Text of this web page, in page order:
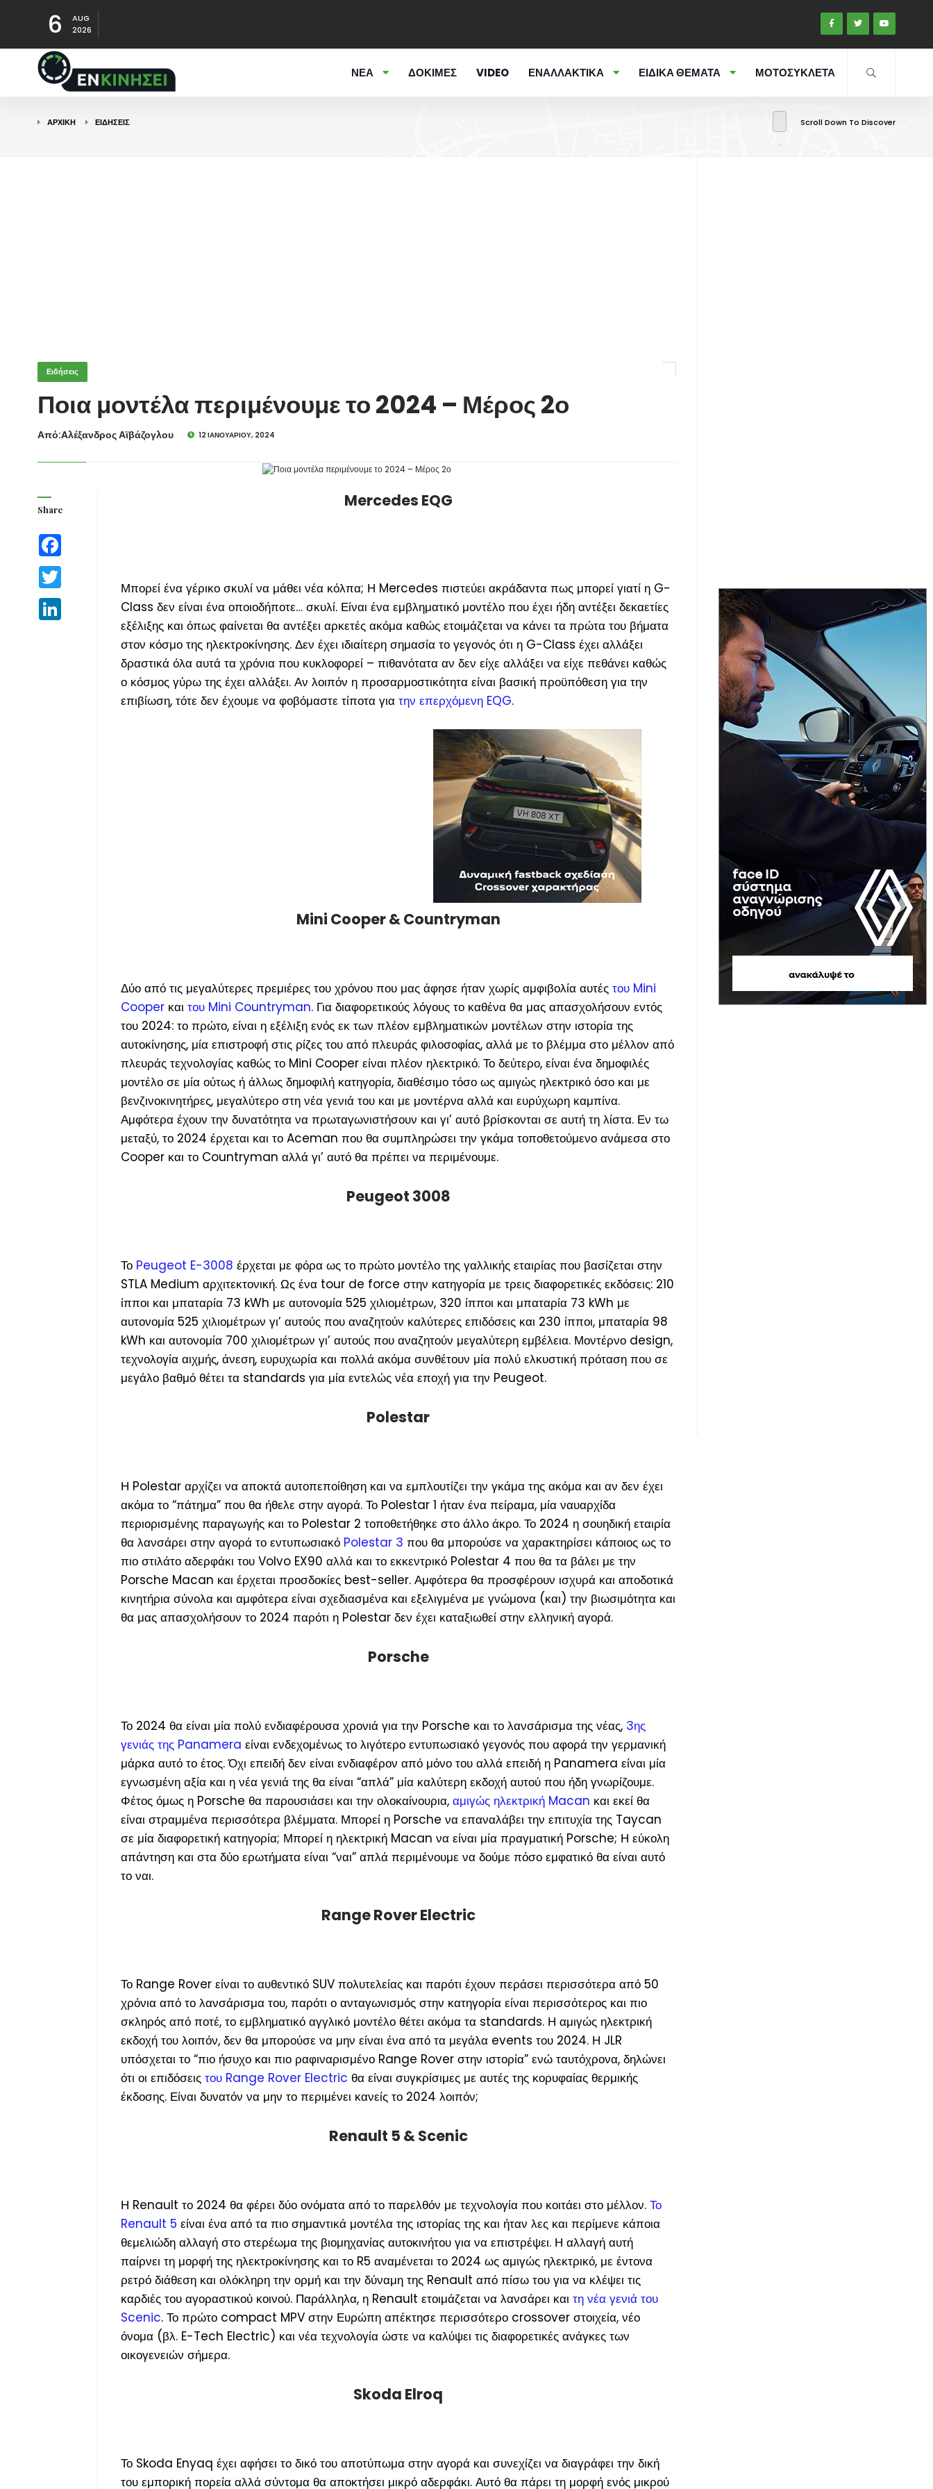
6
AUG
2026
ΝΕΑ ΔΟΚΙΜΕΣ VIDEO ΕΝΑΛΛΑΚΤΙΚΑ ΕΙΔΙΚΑ ΘΕΜΑΤΑ ΜΟΤΟΣΥΚΛΕΤΑ
ΑΡΧΙΚΉ ΕΙΔΉΣΕΙΣ Scroll Down To Discover
Ειδήσεις
Ποια μοντέλα περιμένουμε το 2024 – Μέρος 2ο
Από:Aλέξανδρος Αϊβάζογλου 12 ΙΑΝΟΥΑΡΊΟΥ, 2024
Share
Facebook
Twitter
LinkedIn
Mercedes EQG
Μπορεί ένα γέρικο σκυλί να μάθει νέα κόλπα; Η Mercedes πιστεύει ακράδαντα πως μπορεί γιατί η G-
Class δεν είναι ένα οποιοδήποτε… σκυλί. Είναι ένα εμβληματικό μοντέλο που έχει ήδη αντέξει δεκαετίες
εξέλιξης και όπως φαίνεται θα αντέξει αρκετές ακόμα καθώς ετοιμάζεται να κάνει τα πρώτα του βήματα
στον κόσμο της ηλεκτροκίνησης. Δεν έχει ιδιαίτερη σημασία το γεγονός ότι η G-Class έχει αλλάξει
δραστικά όλα αυτά τα χρόνια που κυκλοφορεί – πιθανότατα αν δεν είχε αλλάξει να είχε πεθάνει καθώς
ο κόσμος γύρω της έχει αλλάξει. Αν λοιπόν η προσαρμοστικότητα είναι βασική προϋπόθεση για την
επιβίωση, τότε δεν έχουμε να φοβόμαστε τίποτα για την επερχόμενη EQG.
Mini Cooper & Countryman
Δύο από τις μεγαλύτερες πρεμιέρες του χρόνου που μας άφησε ήταν χωρίς αμφιβολία αυτές του Mini
Cooperκαι του Mini Countryman. Για διαφορετικούς λόγους το καθένα θα μας απασχολήσουν εντός
του 2024: το πρώτο, είναι η εξέλιξη ενός εκ των πλέον εμβληματικών μοντέλων στην ιστορία της
αυτοκίνησης, μία επιστροφή στις ρίζες του από πλευράς φιλοσοφίας, αλλά με το βλέμμα στο μέλλον από
πλευράς τεχνολογίας καθώς το Mini Cooper είναι πλέον ηλεκτρικό. Το δεύτερο, είναι ένα δημοφιλές
μοντέλο σε μία ούτως ή άλλως δημοφιλή κατηγορία, διαθέσιμο τόσο ως αμιγώς ηλεκτρικό όσο και με
βενζινοκινητήρες, μεγαλύτερο στη νέα γενιά του και με μοντέρνα αλλά και ευρύχωρη καμπίνα.
Αμφότερα έχουν την δυνατότητα να πρωταγωνιστήσουν και γι’ αυτό βρίσκονται σε αυτή τη λίστα. Εν τω
μεταξύ, το 2024 έρχεται και το Aceman που θα συμπληρώσει την γκάμα τοποθετούμενο ανάμεσα στο
Cooper και το Countryman αλλά γι’ αυτό θα πρέπει να περιμένουμε.
Peugeot 3008
Το Peugeot E-3008 έρχεται με φόρα ως το πρώτο μοντέλο της γαλλικής εταιρίας που βασίζεται στην
STLA Medium αρχιτεκτονική. Ως ένα tour de force στην κατηγορία με τρεις διαφορετικές εκδόσεις: 210
ίπποι και μπαταρία 73 kWh με αυτονομία 525 χιλιομέτρων, 320 ίπποι και μπαταρία 73 kWh με
αυτονομία 525 χιλιομέτρων γι’ αυτούς που αναζητούν καλύτερες επιδόσεις και 230 ίπποι, μπαταρία 98
kWh και αυτονομία 700 χιλιομέτρων γι’ αυτούς που αναζητούν μεγαλύτερη εμβέλεια. Μοντέρνο design,
τεχνολογία αιχμής, άνεση, ευρυχωρία και πολλά ακόμα συνθέτουν μία πολύ ελκυστική πρόταση που σε
μεγάλο βαθμό θέτει τα standards για μία εντελώς νέα εποχή για την Peugeot.
Polestar
Η Polestar αρχίζει να αποκτά αυτοπεποίθηση και να εμπλουτίζει την γκάμα της ακόμα και αν δεν έχει
ακόμα το “πάτημα” που θα ήθελε στην αγορά. Το Polestar 1 ήταν ένα πείραμα, μία ναυαρχίδα
περιορισμένης παραγωγής και το Polestar 2 τοποθετήθηκε στο άλλο άκρο. Το 2024 η σουηδική εταιρία
θα λανσάρει στην αγορά το εντυπωσιακό Polestar 3 που θα μπορούσε να χαρακτηρίσει κάποιος ως το
πιο στιλάτο αδερφάκι του Volvo EX90 αλλά και το εκκεντρικό Polestar 4 που θα τα βάλει με την
Porsche Macan και έρχεται προσδοκίες best-seller. Αμφότερα θα προσφέρουν ισχυρά και αποδοτικά
κινητήρια σύνολα και αμφότερα είναι σχεδιασμένα και εξελιγμένα με γνώμονα (και) την βιωσιμότητα και
θα μας απασχολήσουν το 2024 παρότι η Polestar δεν έχει καταξιωθεί στην ελληνική αγορά.
Porsche
Το 2024 θα είναι μία πολύ ενδιαφέρουσα χρονιά για την Porsche και το λανσάρισμα της νέας, 3ης
γενιάς της Panamera είναι ενδεχομένως το λιγότερο εντυπωσιακό γεγονός που αφορά την γερμανική
μάρκα αυτό το έτος. Όχι επειδή δεν είναι ενδιαφέρον από μόνο του αλλά επειδή η Panamera είναι μία
εγνωσμένη αξία και η νέα γενιά της θα είναι “απλά” μία καλύτερη εκδοχή αυτού που ήδη γνωρίζουμε.
Φέτος όμως η Porsche θα παρουσιάσει και την ολοκαίνουρια, αμιγώς ηλεκτρική Macan και εκεί θα
είναι στραμμένα περισσότερα βλέμματα. Μπορεί η Porsche να επαναλάβει την επιτυχία της Taycan
σε μία διαφορετική κατηγορία; Μπορεί η ηλεκτρική Macan να είναι μία πραγματική Porsche; Η εύκολη
απάντηση και στα δύο ερωτήματα είναι “ναι” απλά περιμένουμε να δούμε πόσο εμφατικό θα είναι αυτό
το ναι.
Range Rover Electric
Το Range Rover είναι το αυθεντικό SUV πολυτελείας και παρότι έχουν περάσει περισσότερα από 50
χρόνια από το λανσάρισμα του, παρότι ο ανταγωνισμός στην κατηγορία είναι περισσότερος και πιο
σκληρός από ποτέ, το εμβληματικό αγγλικό μοντέλο θέτει ακόμα τα standards. Η αμιγώς ηλεκτρική
εκδοχή του λοιπόν, δεν θα μπορούσε να μην είναι ένα από τα μεγάλα events του 2024. Η JLR
υπόσχεται το “πιο ήσυχο και πιο ραφιναρισμένο Range Rover στην ιστορία” ενώ ταυτόχρονα, δηλώνει
ότι οι επιδόσεις του Range Rover Electric θα είναι συγκρίσιμες με αυτές της κορυφαίας θερμικής
έκδοσης. Είναι δυνατόν να μην το περιμένει κανείς το 2024 λοιπόν;
Renault 5 & Scenic
Η Renault το 2024 θα φέρει δύο ονόματα από το παρελθόν με τεχνολογία που κοιτάει στο μέλλον. Το
Renault 5 είναι ένα από τα πιο σημαντικά μοντέλα της ιστορίας της και ήταν λες και περίμενε κάποια
θεμελιώδη αλλαγή στο στερέωμα της βιομηχανίας αυτοκινήτου για να επιστρέψει. Η αλλαγή αυτή
παίρνει τη μορφή της ηλεκτροκίνησης και το R5 αναμένεται το 2024 ως αμιγώς ηλεκτρικό, με έντονα
ρετρό διάθεση και ολόκληρη την ορμή και την δύναμη της Renault από πίσω του για να κλέψει τις
καρδιές του αγοραστικού κοινού. Παράλληλα, η Renault ετοιμάζεται να λανσάρει και τη νέα γενιά του
Scenic. Το πρώτο compact MPV στην Ευρώπη απέκτησε περισσότερο crossover στοιχεία, νέο
όνομα (βλ. E-Tech Electric) και νέα τεχνολογία ώστε να καλύψει τις διαφορετικές ανάγκες των
οικογενειών σήμερα.
Skoda Elroq
Το Skoda Enyaq έχει αφήσει το δικό του αποτύπωμα στην αγορά και συνεχίζει να διαγράφει την δική
του εμπορική πορεία αλλά σύντομα θα αποκτήσει μικρό αδερφάκι. Αυτό θα πάρει τη μορφή ενός μικρού